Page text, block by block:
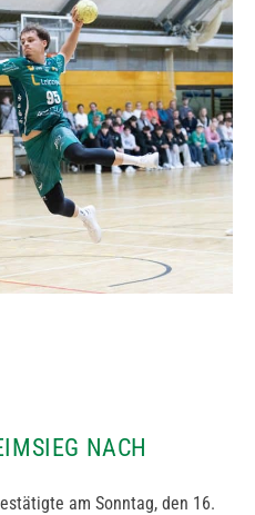
NACH
am Sonntag, den 16.